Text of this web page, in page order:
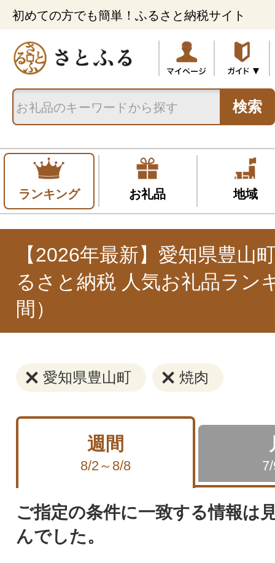
初めての方でも簡単！ふるさと納税サイト
検索
ランキング お礼品 地域
【2026年最新】愛知県豊山
るさと納税 人気お礼品ラン
間）
愛知県豊山町 焼肉
週間
8/2～8/8
ご指定の条件に一致する情報は
んでした。